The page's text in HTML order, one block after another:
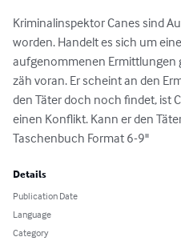
Kriminalinspektor Canes sind
worden. Handelt es sich um
aufgenommenen Ermittlungen
zäh voran. Er scheint an den
den Täter doch noch findet, ist
einen Konflikt. Kann er den
Taschenbuch Format 6-9"
Details
Publication Date
Language
Category